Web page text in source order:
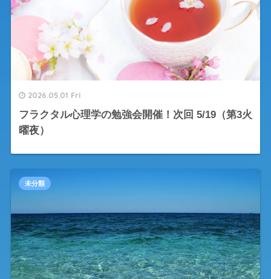
2026.05.01 Fri
フラクタル心理学の勉強会開催！次回 5/19（第3火
曜夜）
未分類